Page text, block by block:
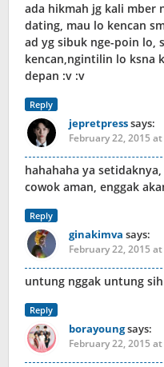
ada hikmah jg kali mber
dating, mau lo kencan
ad yg sibuk nge-poin lo,
kencan,ngintilin lo ksna
depan :v :v
Reply
jepretpresssays:
February 22, 2015
hahahaha ya
cowok aman, enggak
Reply
ginakimva says:
February 22, 2015
untung nggak untung sih
Reply
borayoungsays:
February 22, 2015